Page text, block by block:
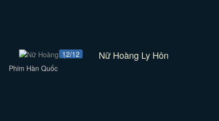
12/12 Nữ Hoàng Ly Hôn
Phim Hàn Quốc